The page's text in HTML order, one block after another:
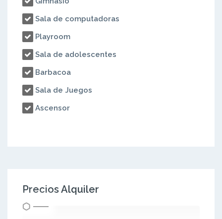
Sala de computadoras
Playroom
Sala de adolescentes
Barbacoa
Sala de Juegos
Ascensor
Precios Alquiler